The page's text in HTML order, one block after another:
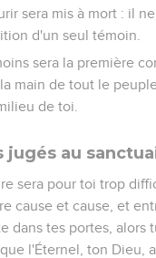
sera mis à mort : il ne
d'un seul témoin.
sera la première
main de tout le
de toi.
jugés au
sera pour toi trop
cause et cause, et
dans tes portes, alors
l'Éternel, ton Dieu,